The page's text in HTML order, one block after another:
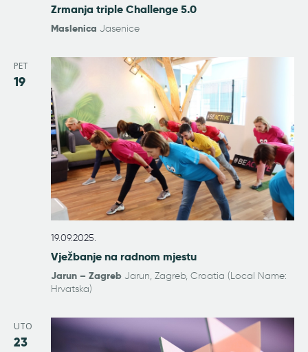
a
Zrmanja triple Challenge 5.0
Maslenica Jasenice
PET
19
19.09.2025.
Vježbanje na radnom mjestu
Jarun – Zagreb Jarun, Zagreb, Croatia (Local Name:
Hrvatska)
UTO
23